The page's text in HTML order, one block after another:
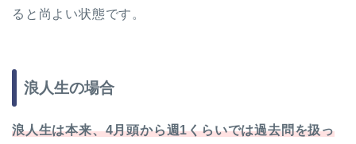
ると尚よい状態です。
浪人生の場合
浪人生は本来、4月頭から週1くらいでは過去問を扱っ